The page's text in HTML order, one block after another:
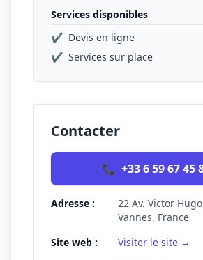
Services disponibles
✔ Devis en ligne
✔ Services sur place
Contacter
📞 +33 6 59 67 45
Adresse :
22 Av. Victor
Vannes, France
Site web :
Visiter le site →